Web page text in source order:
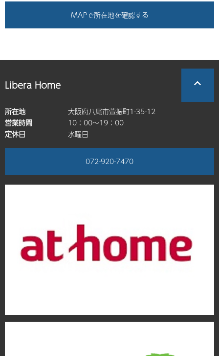
MAPで所在地を確認する
Libera Home
所在地
大阪府八尾市萱振町1-35-12
営業時間
10：00～19：00
定休日
水曜日
072-920-7470